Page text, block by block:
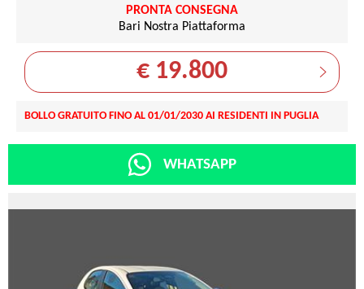
PRONTA CONSEGNA
Bari Nostra Piattaforma
€ 19.800
BOLLO GRATUITO FINO AL 01/01/2030 AI RESIDENTI IN PUGLIA
WHATSAPP